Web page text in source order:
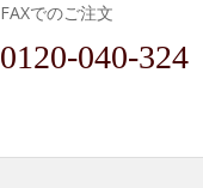
FAXでのご注文
0120-040-324